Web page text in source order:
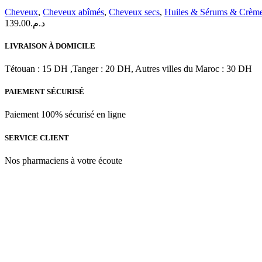
Oil
sérum
lissant
l’Huile
|
ml
Cheveux, Cheveux abîmés, Cheveux secs, Huiles & Sérums &
د.م.139.00
LIVRAISON À DOMICILE
Tétouan : 15 DH ,Tanger : 20 DH, Autres villes du Maroc : 30 DH
PAIEMENT SÉCURISÉ
Paiement 100% sécurisé en ligne
SERVICE CLIENT
Nos pharmaciens à votre écoute